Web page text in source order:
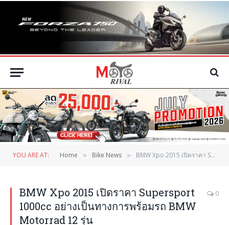
YOU ARE AT: Home » Bike News » BMW Xpo 2015 เปิดราคา Supersport 1000cc อย่างเป็นทางการพร้อมรถ BMW Motorrad 12 รุ่น
BMW Xpo 2015 เปิดราคา Supersport
1000cc อย่างเป็นทางการพร้อมรถ BMW
Motorrad 12 รุ่น
0